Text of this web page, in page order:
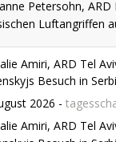
Amiri, ARD Tel
Besuch in
2026-
Amiri, ARD Tel
Besuch in